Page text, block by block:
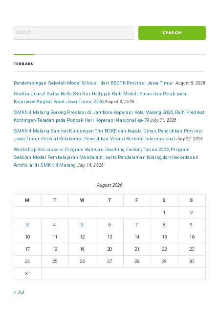
TERBARU
Pendampingan Sekolah Model Siklus I dari BBGTK Provinsi Jawa Timur. August 5, 2026
Grafika Juara! Salsa Bella Siti Nur Hadjijah Raih Medali Emas dan Perak pada
Kejurprov Angkat Berat Jawa Timur 2026 August 3, 2026
SMKN 4 Malang Borong Prestasi di Jambore Koperasi Kota Malang 2026, Raih Predikat
Kontingen Teladan pada Puncak Hari Koperasi Nasional ke-79 July 31, 2026
SMKN 4 Malang Sambut Kunjungan Tim BOKE dan Kepala Dinas Pendidikan Provinsi
Jawa Timur Perkuat Kolaborasi Pendidikan Vokasi Bertaraf Internasional July 22, 2026
Workshop Sosialisasi Program Bantuan Teaching Factory Tahun 2026, Program
Sekolah Model Pembelajaran Mendalam, serta Pendalaman Koding dan Kecerdasan
Artifisial di SMKN 4 Malang July 14, 2026
August 2026
M T W T F S S
1 2
3 4 5 6 7 8 9
10 11 12 13 14 15 16
17 18 19 20 21 22 23
24 25 26 27 28 29 30
31
« Jul